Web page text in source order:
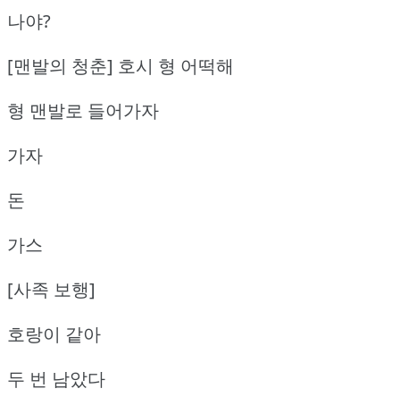
나야?
[맨발의 청춘] 호시 형 어떡해
형 맨발로 들어가자
가자
돈
가스
[사족 보행]
호랑이 같아
두 번 남았다